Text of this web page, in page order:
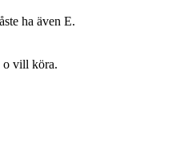
ha även E.
o vill köra.